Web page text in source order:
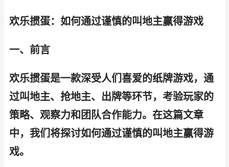
欢乐掼蛋：如何通过谨慎的叫地主赢得游戏
一、前言
欢乐掼蛋是一款深受人们喜爱的纸牌游戏，通
过叫地主、抢地主、出牌等环节，考验玩家的
策略、观察力和团队合作能力。在这篇文章
中，我们将探讨如何通过谨慎的叫地主赢得游
戏。